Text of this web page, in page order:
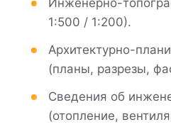
Инженерно-
1:500 / 1:200).
Архитектурно-
(планы, разрезы,
Сведения об
(отопление,